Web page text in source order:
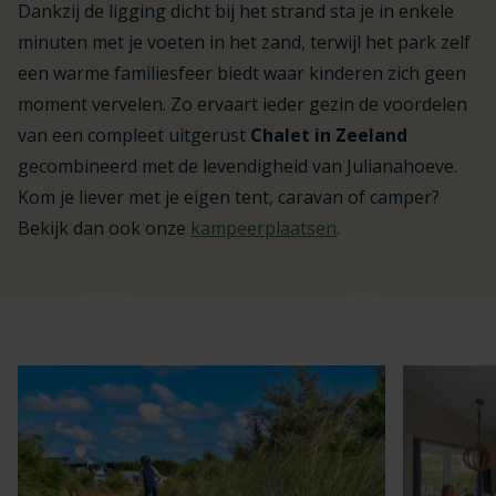
Dankzij de ligging dicht bij het strand sta je in enkele
minuten met je voeten in het zand, terwijl het park zelf
een warme familiesfeer biedt waar kinderen zich geen
moment vervelen. Zo ervaart ieder gezin de voordelen
van een compleet uitgerust Chalet in Zeeland
gecombineerd met de levendigheid van Julianahoeve.
Kom je liever met je eigen tent, caravan of camper?
Bekijk dan ook onze kampeerplaatsen.